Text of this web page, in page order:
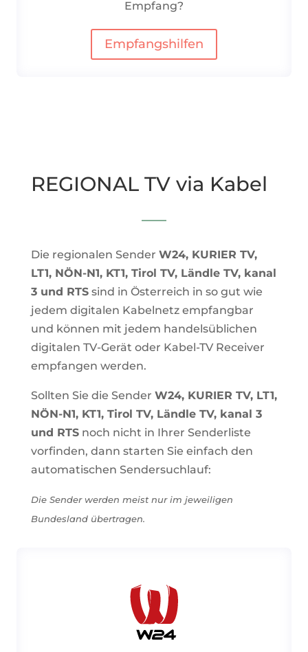
Empfang?
Empfangshilfen
REGIONAL TV via Kabel
Die regionalen Sender W24, KURIER TV,
LT1, NÖN-N1, KT1, Tirol TV, Ländle TV, kanal
3 und RTSsind in Österreich in so gut wie
jedem digitalen Kabelnetz empfangbar
und können mit jedem handelsüblichen
digitalen TV-Gerät oder Kabel-TV Receiver
empfangen werden.
Sollten Sie die Sender W24, KURIER TV, LT1,
NÖN-N1, KT1, Tirol TV, Ländle TV, kanal 3
und RTSnoch nicht in Ihrer Senderliste
vorfinden, dann starten Sie einfach den
automatischen Sendersuchlauf:
Die Sender werden meist nur im jeweiligen
Bundesland übertragen.